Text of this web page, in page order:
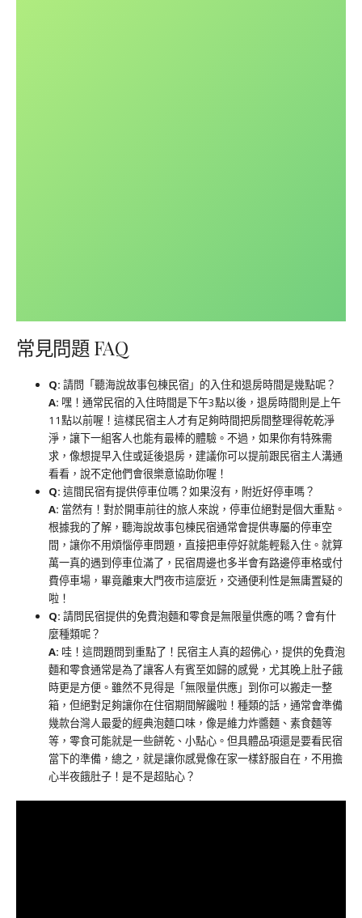
常見問題 FAQ
Q: 請問「聽海說故事包棟民宿」的入住和退房時間是幾點呢？
A: 嘿！通常民宿的入住時間是下午3點以後，退房時間則是上午
11點以前喔！這樣民宿主人才有足夠時間把房間整理得乾乾淨
淨，讓下一組客人也能有最棒的體驗。不過，如果你有特殊需
求，像想提早入住或延後退房，建議你可以提前跟民宿主人溝通
看看，說不定他們會很樂意協助你喔！
Q: 這間民宿有提供停車位嗎？如果沒有，附近好停車嗎？
A: 當然有！對於開車前往的旅人來說，停車位絕對是個大重點。
根據我的了解，聽海說故事包棟民宿通常會提供專屬的停車空
間，讓你不用煩惱停車問題，直接把車停好就能輕鬆入住。就算
萬一真的遇到停車位滿了，民宿周邊也多半會有路邊停車格或付
費停車場，畢竟離東大門夜市這麼近，交通便利性是無庸置疑的
啦！
Q: 請問民宿提供的免費泡麵和零食是無限量供應的嗎？會有什
麼種類呢？
A: 哇！這問題問到重點了！民宿主人真的超佛心，提供的免費泡
麵和零食通常是為了讓客人有賓至如歸的感覺，尤其晚上肚子餓
時更是方便。雖然不見得是「無限量供應」到你可以搬走一整
箱，但絕對足夠讓你在住宿期間解饞啦！種類的話，通常會準備
幾款台灣人最愛的經典泡麵口味，像是維力炸醬麵、素食麵等
等，零食可能就是一些餅乾、小點心。但具體品項還是要看民宿
當下的準備，總之，就是讓你感覺像在家一樣舒服自在，不用擔
心半夜餓肚子！是不是超貼心？